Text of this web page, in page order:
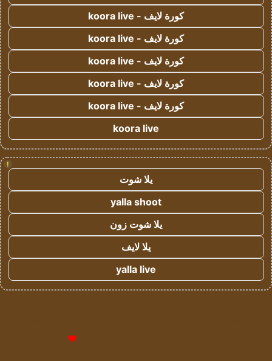
كورة لايف - koora live
كورة لايف - koora live
كورة لايف - koora live
كورة لايف - koora live
كورة لايف - koora live
koora live
!
يلا شوت
yalla shoot
يلا شوت زون
يلا لايف
yalla live